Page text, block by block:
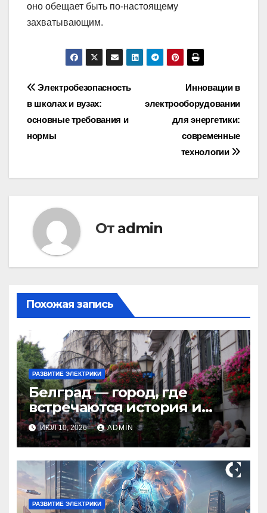
оно обещает быть по-настоящему
захватывающим.
Навигация
по
записям
Инновации в
электрооборудовании
для энергетики:
современные
технологии
Электробезопасность
в школах и вузах:
основные требования и
нормы
От admin
Похожая запись
РАЗВИТИЕ ЭЛЕКТРИКИ
Белград — город, где
встречаются история и
современность
ИЮЛ 10, 2026 ADMIN
РАЗВИТИЕ ЭЛЕКТРИКИ